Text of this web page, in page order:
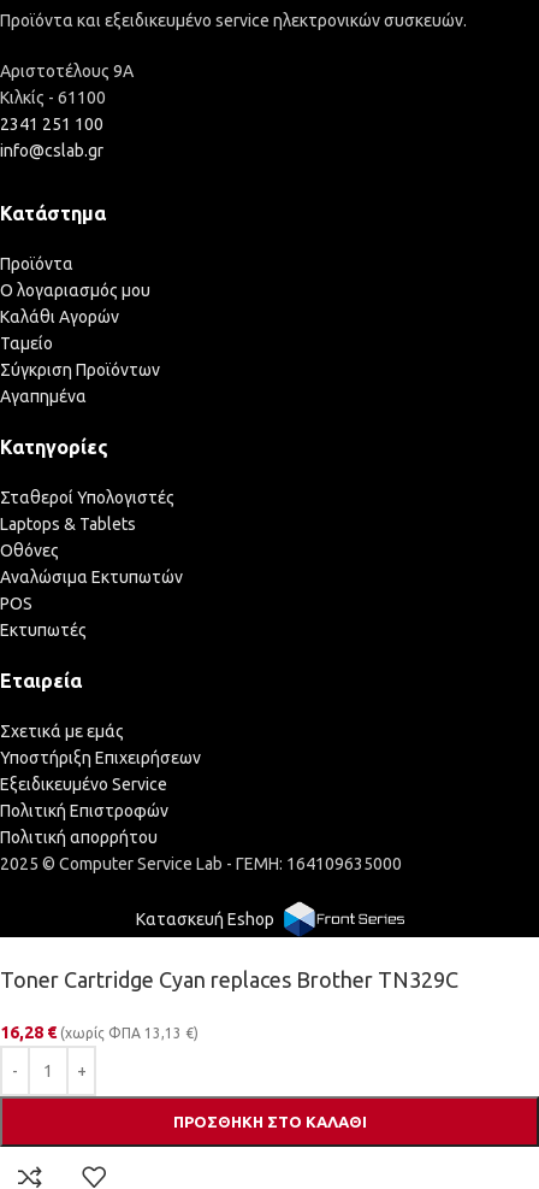
Προϊόντα και εξειδικευμένο service ηλεκτρονικών συσκευών.
Αριστοτέλους 9Α
Κιλκίς - 61100
2341 251 100
info@cslab.gr
Κατάστημα
Προϊόντα
Ο λογαριασμός μου
Καλάθι Αγορών
Ταμείο
Σύγκριση Προϊόντων
Αγαπημένα
Κατηγορίες
Σταθεροί Υπολογιστές
Laptops & Tablets
Οθόνες
Αναλώσιμα Εκτυπωτών
POS
Εκτυπωτές
Εταιρεία
Σχετικά με εμάς
Υποστήριξη Επιχειρήσεων
Εξειδικευμένο Service
Πολιτική Επιστροφών
Πολιτική απορρήτου
2025 © Computer Service Lab - ΓΕΜΗ: 164109635000
Κατασκευή Eshop
Toner Cartridge Cyan replaces Brother TN329C
16,28 € (χωρίς ΦΠΑ 13,13 €)
ΠΡΟΣΘΉΚΗ ΣΤΟ ΚΑΛΆΘΙ